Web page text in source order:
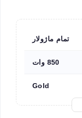
تمام ماژولار
850 وات
Gold